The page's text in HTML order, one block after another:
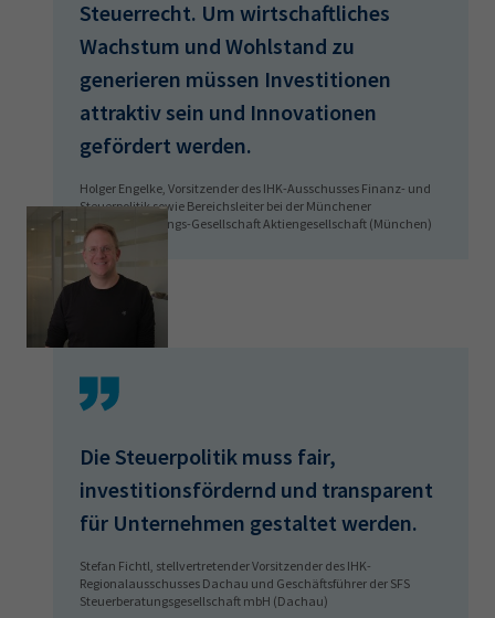
Steuerrecht. Um wirtschaftliches
Wachstum und Wohlstand zu
generieren müssen Investitionen
attraktiv sein und Innovationen
gefördert werden.
Holger Engelke, Vorsitzender des IHK-Ausschusses Finanz- und
Steuerpolitik sowie Bereichsleiter bei der Münchener
Rückversicherungs-Gesellschaft Aktiengesellschaft (München)
Die Steuerpolitik muss fair,
investitionsfördernd und transparent
für Unternehmen gestaltet werden.
Stefan Fichtl, stellvertretender Vorsitzender des IHK-
Regionalausschusses Dachau und Geschäftsführer der SFS
Steuerberatungsgesellschaft mbH (Dachau)